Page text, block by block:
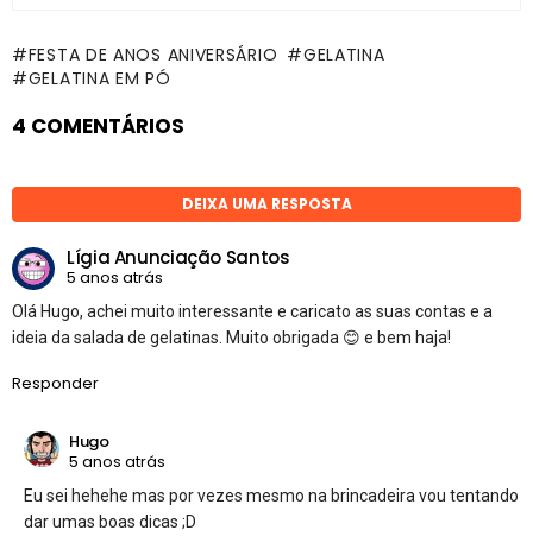
FESTA DE ANOS ANIVERSÁRIO
GELATINA
GELATINA EM PÓ
4 COMENTÁRIOS
DEIXA UMA RESPOSTA
Lígia Anunciação Santos
5 anos atrás
Olá Hugo, achei muito interessante e caricato as suas contas e a
ideia da salada de gelatinas. Muito obrigada 😊 e bem haja!
Responder
Hugo
5 anos atrás
Eu sei hehehe mas por vezes mesmo na brincadeira vou tentando
dar umas boas dicas ;D